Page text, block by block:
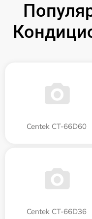
Centek CT-66D60
Centek CT-66D36